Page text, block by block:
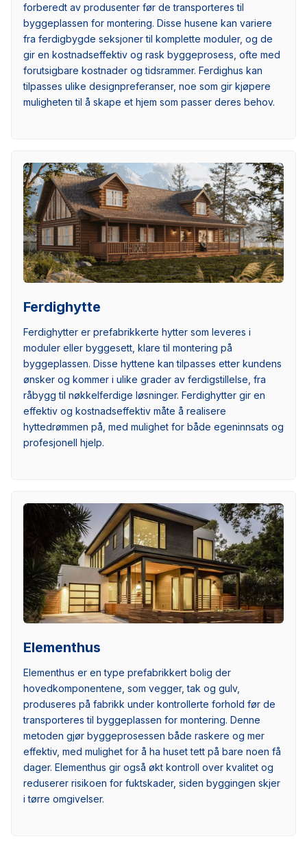
forberedt av produsenter før de transporteres til
byggeplassen for montering. Disse husene kan variere
fra ferdigbygde seksjoner til komplette moduler, og de
gir en kostnadseffektiv og rask byggeprosess, ofte med
forutsigbare kostnader og tidsrammer. Ferdighus kan
tilpasses ulike designpreferanser, noe som gir kjøpere
muligheten til å skape et hjem som passer deres behov.
Ferdighytte
Ferdighytter er prefabrikkerte hytter som leveres i
moduler eller byggesett, klare til montering på
byggeplassen. Disse hyttene kan tilpasses etter kundens
ønsker og kommer i ulike grader av ferdigstillelse, fra
råbygg til nøkkelferdige løsninger. Ferdighytter gir en
effektiv og kostnadseffektiv måte å realisere
hyttedrømmen på, med mulighet for både egeninnsats og
profesjonell hjelp.
Elementhus
Elementhus er en type prefabrikkert bolig der
hovedkomponentene, som vegger, tak og gulv,
produseres på fabrikk under kontrollerte forhold før de
transporteres til byggeplassen for montering. Denne
metoden gjør byggeprosessen både raskere og mer
effektiv, med mulighet for å ha huset tett på bare noen få
dager. Elementhus gir også økt kontroll over kvalitet og
reduserer risikoen for fuktskader, siden byggingen skjer
i tørre omgivelser.